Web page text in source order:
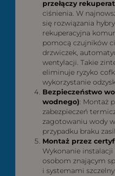
przełączy
ciśnienia. W
się rozwiązania
rekuperacyjna
pomocą czujników
drzwiczek,
wentylacji. Takie
eliminuje ryzyko
wykorzystanie
Bezpieczeństwo
wodnego): Montaż
zabezpieczeń
zagotowaniu wody
przypadku braku
Montaż przez
Wykonanie
osobom znającym
i systemami